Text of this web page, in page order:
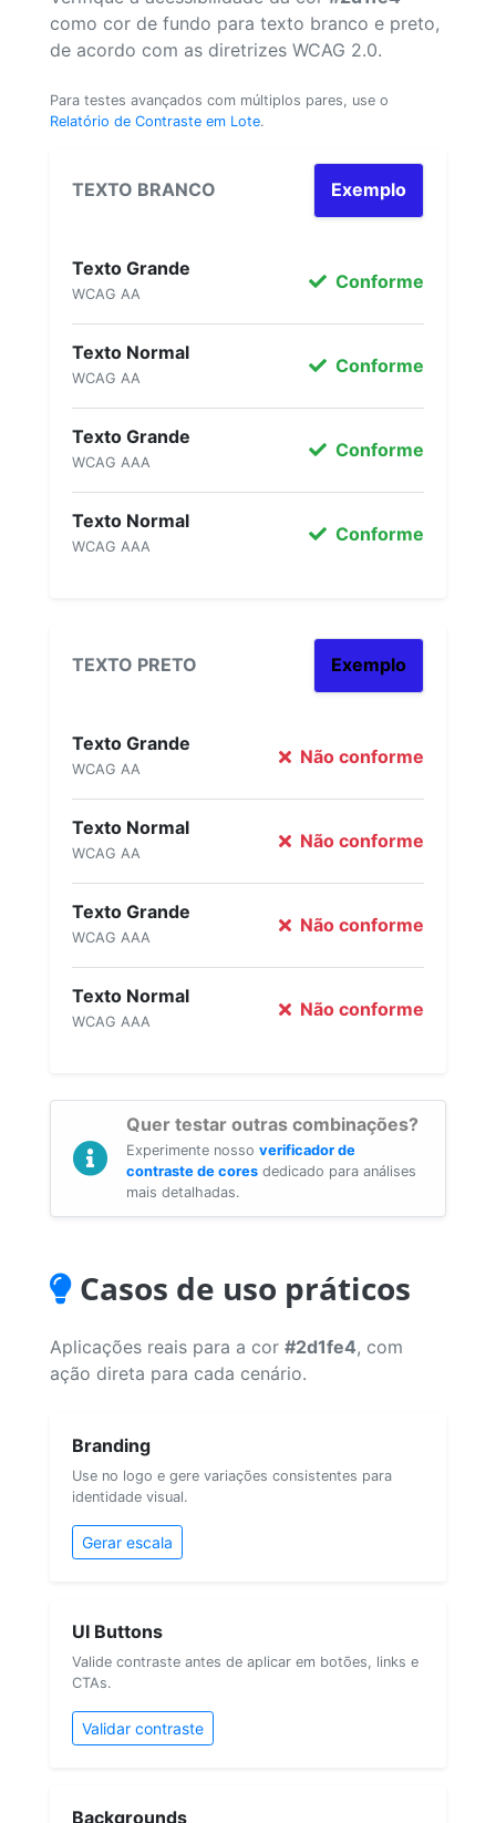
como cor de fundo para texto branco e preto,
de acordo com as diretrizes WCAG 2.0.
Para testes avançados com múltiplos pares, use o
Relatório de Contraste em Lote.
TEXTO BRANCO Exemplo
Texto Grande
WCAG AA
Conforme
Texto Normal
WCAG AA
Conforme
Texto Grande
WCAG AAA
Conforme
Texto Normal
WCAG AAA
Conforme
TEXTO PRETO Exemplo
Texto Grande
WCAG AA
Não conforme
Texto Normal
WCAG AA
Não conforme
Texto Grande
WCAG AAA
Não conforme
Texto Normal
WCAG AAA
Não conforme
Quer testar outras combinações?
Experimente nosso verificador de
contraste de cores dedicado para análises
mais detalhadas.
Casos de uso práticos
Aplicações reais para a cor #2d1fe4, com
ação direta para cada cenário.
Branding
Use no logo e gere variações consistentes para
identidade visual.
Gerar escala
UI Buttons
Valide contraste antes de aplicar em botões, links e
CTAs.
Validar contraste
Backgrounds